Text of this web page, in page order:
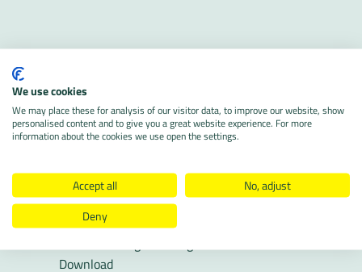
Im Moment befinden sich keine Vergabeverfahren in
der Ausschreibung.Die Angaben bleiben ab
Veröffentlichung drei Monate online verfügbar.
Sobald wieder Ausschreibungen veröffentlicht werden,
finden Sie hier:
Download
We use cookies
We may place these for analysis of our visitor data, to improve our website, show
personalised content and to give you a great website experience. For more
information about the cookies we use open the settings.
Accept all
No, adjust
Deny